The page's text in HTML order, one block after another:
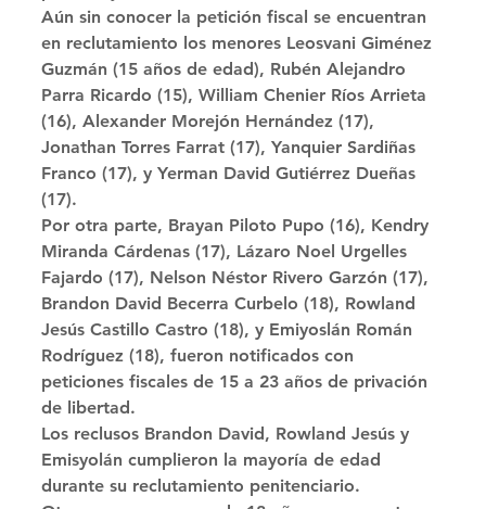
Aún sin conocer la petición fiscal se encuentran
en reclutamiento los menores Leosvani Giménez
Guzmán (15 años de edad), Rubén Alejandro
Parra Ricardo (15), William Chenier Ríos Arrieta
(16), Alexander Morejón Hernández (17),
Jonathan Torres Farrat (17), Yanquier Sardiñas
Franco (17), y Yerman David Gutiérrez Dueñas
(17).
Por otra parte, Brayan Piloto Pupo (16), Kendry
Miranda Cárdenas (17), Lázaro Noel Urgelles
Fajardo (17), Nelson Néstor Rivero Garzón (17),
Brandon David Becerra Curbelo (18), Rowland
Jesús Castillo Castro (18), y Emiyoslán Román
Rodríguez (18), fueron notificados con
peticiones fiscales de 15 a 23 años de privación
de libertad.
Los reclusos Brandon David, Rowland Jesús y
Emisyolán cumplieron la mayoría de edad
durante su reclutamiento penitenciario.